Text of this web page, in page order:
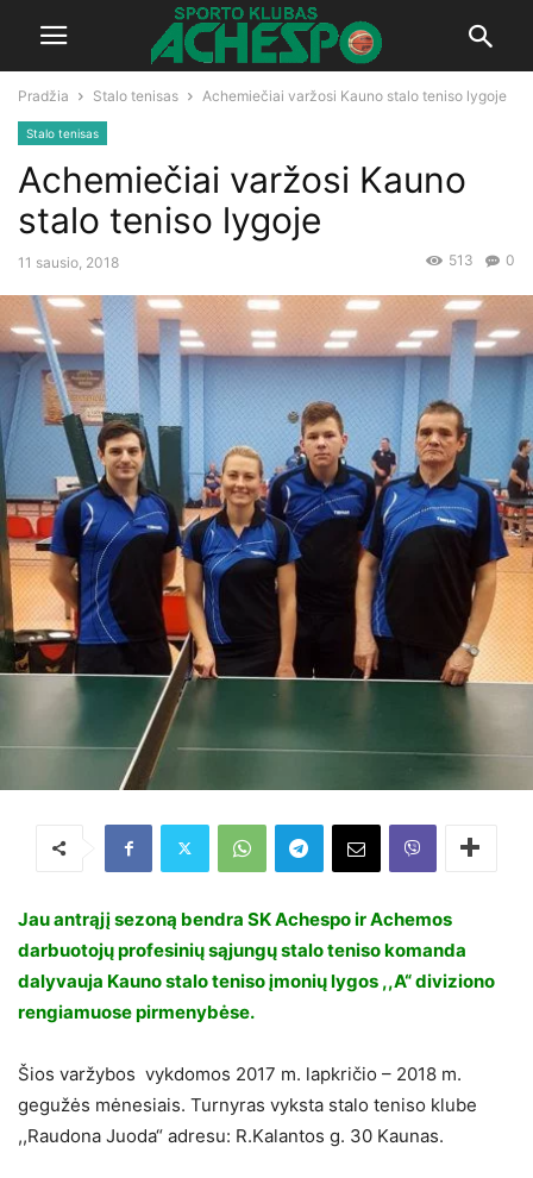
Pradžia Stalo tenisas Achemiečiai varžosi Kauno stalo teniso lygoje
Stalo tenisas
Achemiečiai varžosi Kauno
stalo teniso lygoje
11 sausio, 2018 0
513
Jau antrąjį sezoną bendra SK Achespo ir Achemos
darbuotojų profesinių sąjungų stalo teniso komanda
dalyvauja Kauno stalo teniso įmonių lygos ,,A“ diviziono
rengiamuose pirmenybėse.
Šios varžybos vykdomos 2017 m. lapkričio – 2018 m.
gegužės mėnesiais. Turnyras vyksta stalo teniso klube
,,Raudona Juoda“ adresu: R.Kalantos g. 30 Kaunas.